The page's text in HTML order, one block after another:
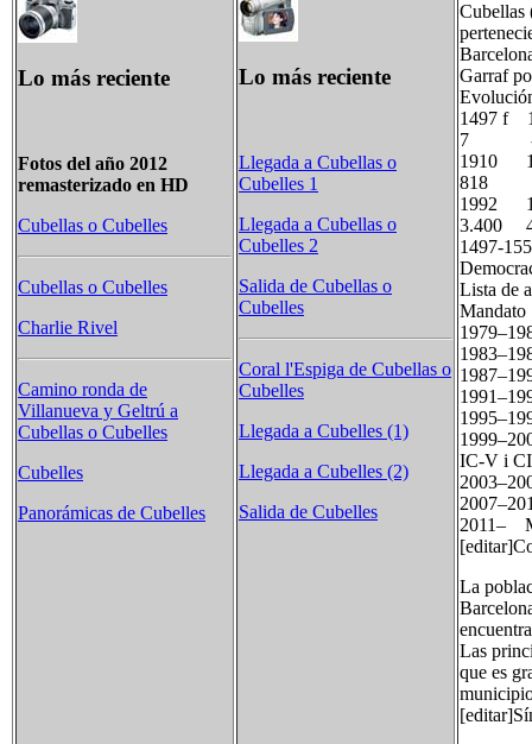
Lo más reciente
Fotos del año 2012
remasterizado en HD
Cubellas o Cubelles
Cubellas o Cubelles
Charlie Rivel
Camino ronda de
Villanueva y Geltrú a
Cubellas o Cubelles
Cubelles
Panorámicas de Cubelles
Lo más reciente
Llegada a Cubellas o
Cubelles 1
Llegada a Cubellas o
Cubelles 2
Salida de Cubellas o
Cubelles
Coral l'Espiga de Cubellas o
Cubelles
Llegada a Cubelles (1)
Llegada a Cubelles (2)
Salida de Cubelles
Cubellas
Garraf
1497 f
7 -
1910
818
1992
3.400
1497-
Lista de
IC-V i
2011–
La
Las
que es